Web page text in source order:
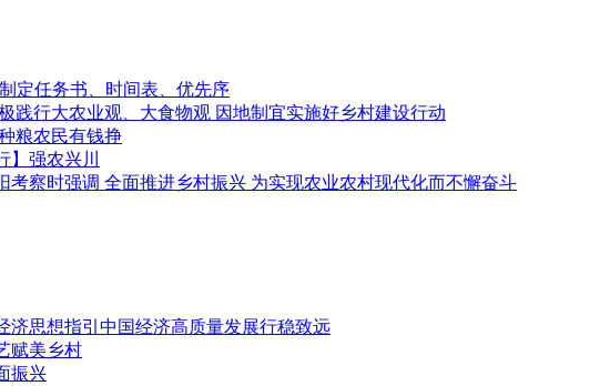
定任务书、时间表、优先序
践行大农业观、大食物观 因地制宜实施好乡村建设行动
粮农民有钱挣
】强农兴川
考察时强调 全面推进乡村振兴 为实现农业农村现代化而不懈奋斗
思想指引中国经济高质量发展行稳致远
赋美乡村
振兴